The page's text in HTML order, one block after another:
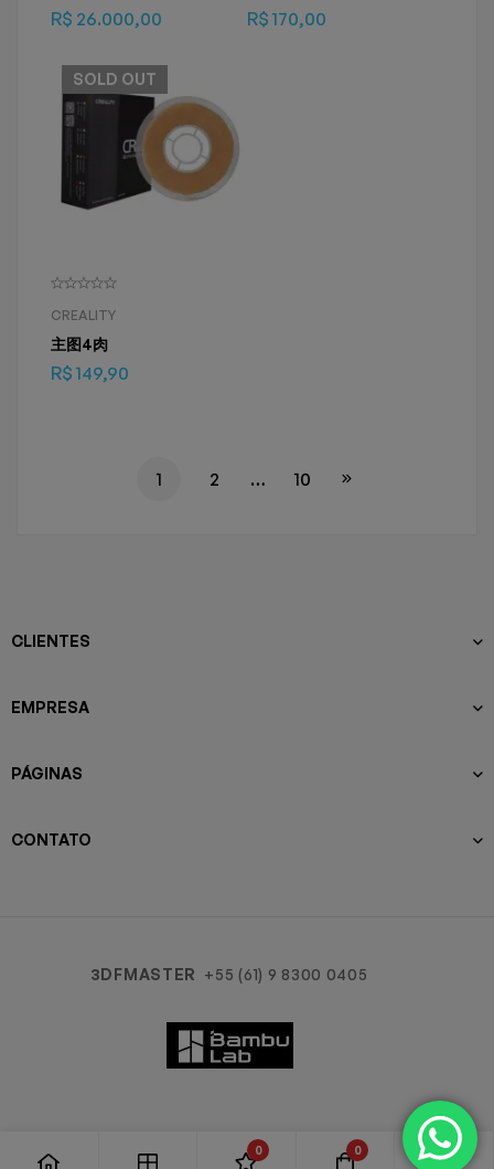
R$ 26.000,00 R$ 170,00
SOLD OUT
CREALITY
主图4肉
R$ 149,90
1 2 … 10
CLIENTES
EMPRESA
PÁGINAS
CONTATO
3DFMASTER +55 (61) 9 8300 0405
0 0